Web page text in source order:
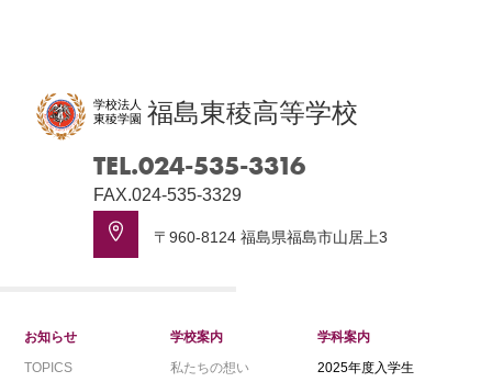
学校法人
東稜学園 福島東稜高等学校
TEL.024-535-3316
FAX.024-535-3329
〒960-8124 福島県福島市山居上3
お知らせ
TOPICS
学校案内
私たちの想い
学科案内
2025年度入学生